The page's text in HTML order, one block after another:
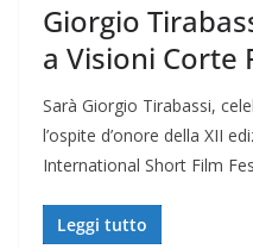
Giorgio
a Visioni Corte
Sarà Giorgio Tirabassi,
l’ospite d’onore della XII
International Short Film
Leggi tutto